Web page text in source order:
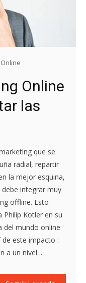
Online
las
que se
radial, repartir
la mejor esquina,
integrar muy
offline. Esto
Kotler en su
del mundo online
este impacto :
a un nivel ...